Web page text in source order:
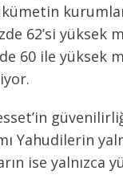
62’si
60 ile yüksek
Yahudilerin
ise yalnızca